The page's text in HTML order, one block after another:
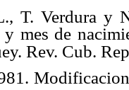
T. Verdura y
y mes de
Rev. Cub.